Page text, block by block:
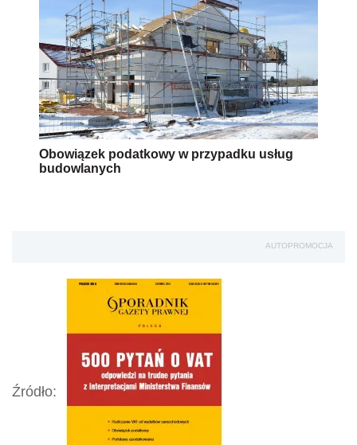
Obowiązek podatkowy w przypadku usług
budowlanych
AUTOPROMOCJA
Źródło: